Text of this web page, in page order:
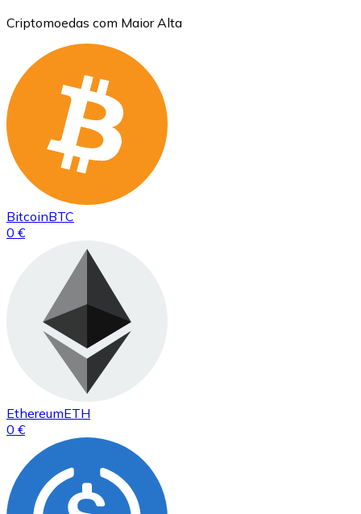
Criptomoedas com Maior Alta
BitcoinBTC
0 €
EthereumETH
0 €